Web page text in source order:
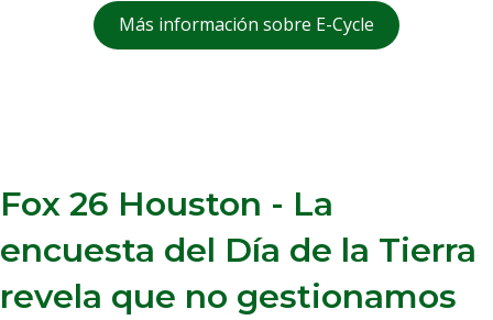
Más información sobre E-Cycle
Fox 26 Houston - La
encuesta del Día de la Tierra
revela que no gestionamos